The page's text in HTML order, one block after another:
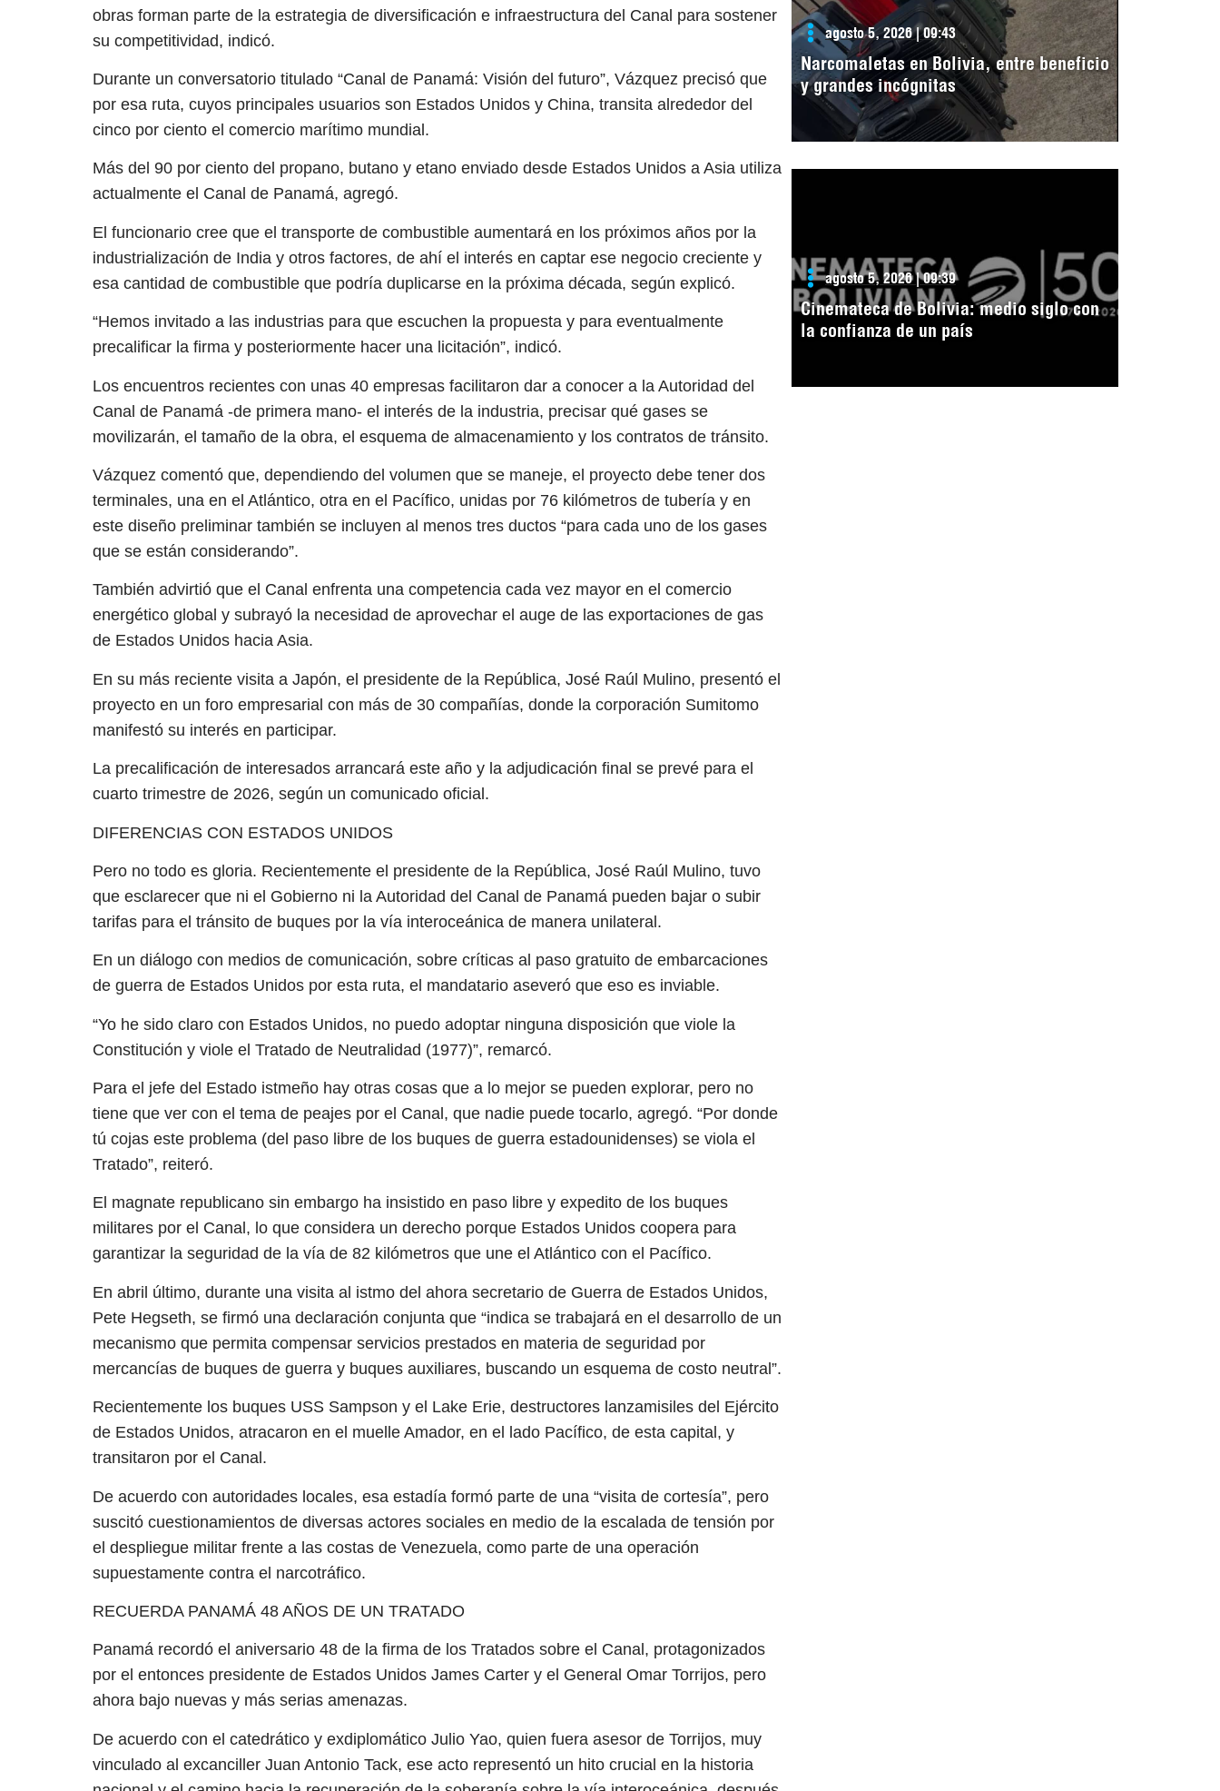
obras forman parte de la estrategia de diversificación e infraestructura del Canal para sostener
su competitividad, indicó.
Durante un conversatorio titulado “Canal de Panamá: Visión del futuro”, Vázquez precisó que
por esa ruta, cuyos principales usuarios son Estados Unidos y China, transita alrededor del
cinco por ciento el comercio marítimo mundial.
Más del 90 por ciento del propano, butano y etano enviado desde Estados Unidos a Asia utiliza
actualmente el Canal de Panamá, agregó.
El funcionario cree que el transporte de combustible aumentará en los próximos años por la
industrialización de India y otros factores, de ahí el interés en captar ese negocio creciente y
esa cantidad de combustible que podría duplicarse en la próxima década, según explicó.
“Hemos invitado a las industrias para que escuchen la propuesta y para eventualmente
precalificar la firma y posteriormente hacer una licitación”, indicó.
Los encuentros recientes con unas 40 empresas facilitaron dar a conocer a la Autoridad del
Canal de Panamá -de primera mano- el interés de la industria, precisar qué gases se
movilizarán, el tamaño de la obra, el esquema de almacenamiento y los contratos de tránsito.
Vázquez comentó que, dependiendo del volumen que se maneje, el proyecto debe tener dos
terminales, una en el Atlántico, otra en el Pacífico, unidas por 76 kilómetros de tubería y en
este diseño preliminar también se incluyen al menos tres ductos “para cada uno de los gases
que se están considerando”.
También advirtió que el Canal enfrenta una competencia cada vez mayor en el comercio
energético global y subrayó la necesidad de aprovechar el auge de las exportaciones de gas
de Estados Unidos hacia Asia.
En su más reciente visita a Japón, el presidente de la República, José Raúl Mulino, presentó el
proyecto en un foro empresarial con más de 30 compañías, donde la corporación Sumitomo
manifestó su interés en participar.
La precalificación de interesados arrancará este año y la adjudicación final se prevé para el
cuarto trimestre de 2026, según un comunicado oficial.
DIFERENCIAS CON ESTADOS UNIDOS
Pero no todo es gloria. Recientemente el presidente de la República, José Raúl Mulino, tuvo
que esclarecer que ni el Gobierno ni la Autoridad del Canal de Panamá pueden bajar o subir
tarifas para el tránsito de buques por la vía interoceánica de manera unilateral.
En un diálogo con medios de comunicación, sobre críticas al paso gratuito de embarcaciones
de guerra de Estados Unidos por esta ruta, el mandatario aseveró que eso es inviable.
“Yo he sido claro con Estados Unidos, no puedo adoptar ninguna disposición que viole la
Constitución y viole el Tratado de Neutralidad (1977)”, remarcó.
Para el jefe del Estado istmeño hay otras cosas que a lo mejor se pueden explorar, pero no
tiene que ver con el tema de peajes por el Canal, que nadie puede tocarlo, agregó. “Por donde
tú cojas este problema (del paso libre de los buques de guerra estadounidenses) se viola el
Tratado”, reiteró.
El magnate republicano sin embargo ha insistido en paso libre y expedito de los buques
militares por el Canal, lo que considera un derecho porque Estados Unidos coopera para
garantizar la seguridad de la vía de 82 kilómetros que une el Atlántico con el Pacífico.
En abril último, durante una visita al istmo del ahora secretario de Guerra de Estados Unidos,
Pete Hegseth, se firmó una declaración conjunta que “indica se trabajará en el desarrollo de un
mecanismo que permita compensar servicios prestados en materia de seguridad por
mercancías de buques de guerra y buques auxiliares, buscando un esquema de costo neutral”.
Recientemente los buques USS Sampson y el Lake Erie, destructores lanzamisiles del Ejército
de Estados Unidos, atracaron en el muelle Amador, en el lado Pacífico, de esta capital, y
transitaron por el Canal.
De acuerdo con autoridades locales, esa estadía formó parte de una “visita de cortesía”, pero
suscitó cuestionamientos de diversas actores sociales en medio de la escalada de tensión por
el despliegue militar frente a las costas de Venezuela, como parte de una operación
supuestamente contra el narcotráfico.
RECUERDA PANAMÁ 48 AÑOS DE UN TRATADO
Panamá recordó el aniversario 48 de la firma de los Tratados sobre el Canal, protagonizados
por el entonces presidente de Estados Unidos James Carter y el General Omar Torrijos, pero
ahora bajo nuevas y más serias amenazas.
De acuerdo con el catedrático y exdiplomático Julio Yao, quien fuera asesor de Torrijos, muy
vinculado al excanciller Juan Antonio Tack, ese acto representó un hito crucial en la historia
agosto 5, 2026 | 09:43
Narcomaletas en Bolivia, entre beneficio
y grandes incógnitas
agosto 5, 2026 | 09:39
Cinemateca de Bolivia: medio siglo con
la confianza de un país